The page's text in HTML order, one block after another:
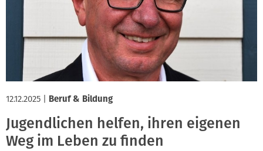
12.12.2025 Beruf & Bildung
Jugendlichen helfen, ihren eigenen
Weg im Leben zu finden